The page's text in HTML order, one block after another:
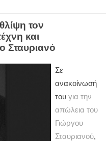
τον
και
Σταυριανό
Σε
ανακοίνωσή
του για την
απώλεια του
Γιώργου
Σταυριανού,